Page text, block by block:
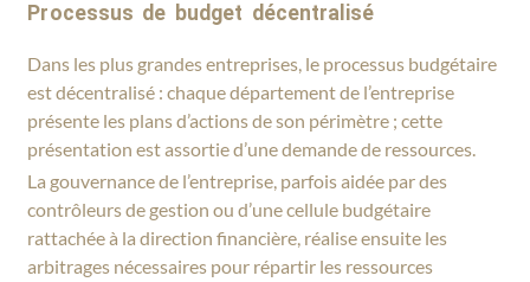
Processus de budget décentralisé
Dans les plus grandes entreprises, le processus budgétaire
est décentralisé : chaque département de l’entreprise
présente les plans d’actions de son périmètre ; cette
présentation est assortie d’une demande de ressources.
La gouvernance de l’entreprise, parfois aidée par des
contrôleurs de gestion ou d’une cellule budgétaire
rattachée à la direction financière, réalise ensuite les
arbitrages nécessaires pour répartir les ressources